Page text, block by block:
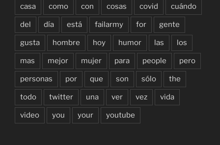
casa como con cosas covid cuándo
del día está failarmy for gente
gusta hombre hoy humor las los
mas mejor mujer para people pero
personas por que son sólo the
todo twitter una ver vez vida
video you your youtube